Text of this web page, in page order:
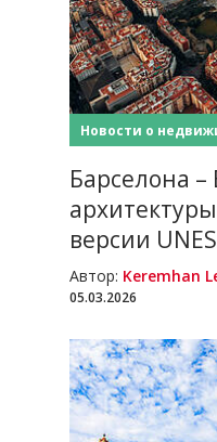
Новости о
Барселона
версии
Автор: Keremhan
05.03.2026